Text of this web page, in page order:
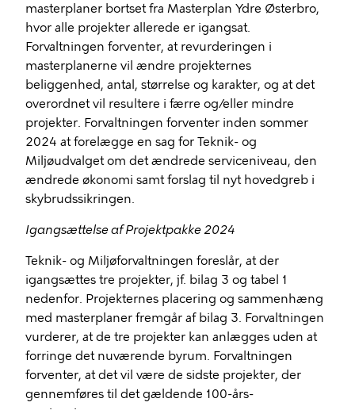
masterplaner bortset fra Masterplan Ydre Østerbro,
hvor alle projekter allerede er igangsat.
Forvaltningen forventer, at revurderingen i
masterplanerne vil ændre projekternes
beliggenhed, antal, størrelse og karakter, og at det
overordnet vil resultere i færre og/eller mindre
projekter. Forvaltningen forventer inden sommer
2024 at forelægge en sag for Teknik- og
Miljøudvalget om det ændrede serviceniveau, den
ændrede økonomi samt forslag til nyt hovedgreb i
skybrudssikringen.
Igangsættelse af Projektpakke 2024
Teknik- og Miljøforvaltningen foreslår, at der
igangsættes tre projekter, jf. bilag 3 og tabel 1
nedenfor. Projekternes placering og sammenhæng
med masterplaner fremgår af bilag 3. Forvaltningen
vurderer, at de tre projekter kan anlægges uden at
forringe det nuværende byrum. Forvaltningen
forventer, at det vil være de sidste projekter, der
gennemføres til det gældende 100-års-